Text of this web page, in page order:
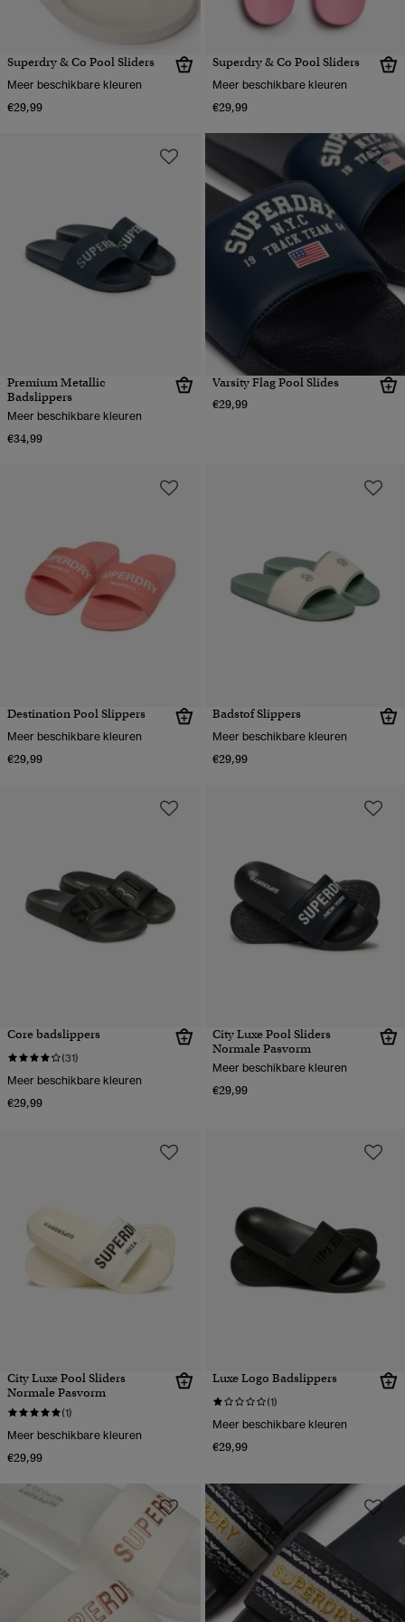
Superdry & Co Pool Sliders
Meer beschikbare kleuren
€29,99
Superdry & Co Pool Sliders
Meer beschikbare kleuren
€29,99
Premium Metallic
Badslippers
Meer beschikbare kleuren
€34,99
Varsity Flag Pool Slides
€29,99
Destination Pool Slippers
Meer beschikbare kleuren
€29,99
Badstof Slippers
Meer beschikbare kleuren
€29,99
Core badslippers
(31)
Meer beschikbare kleuren
€29,99
City Luxe Pool Sliders
Normale Pasvorm
Meer beschikbare kleuren
€29,99
City Luxe Pool Sliders
Normale Pasvorm
(1)
Meer beschikbare kleuren
€29,99
Luxe Logo Badslippers
(1)
Meer beschikbare kleuren
€29,99